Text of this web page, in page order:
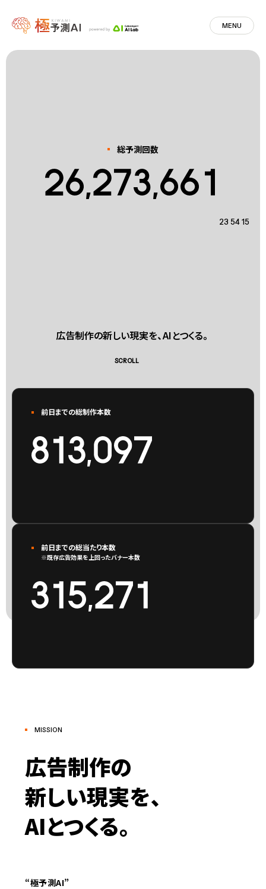
MENU
総予測回数
23 :54:16
広告制作の新しい現実を、AIとつくる。
SCROLL
前日までの総制作本数
前日までの総当たり本数
※既存広告効果を上回ったバナー本数
MISSION
広告制作の
新しい現実を、
AIとつくる。
“極予測AI”